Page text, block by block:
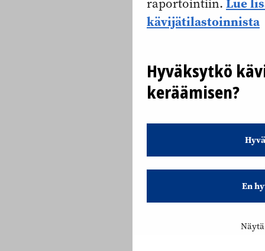
raportointiin.
kävijätilastoinnista
Hyväksytkö
keräämisen?
En